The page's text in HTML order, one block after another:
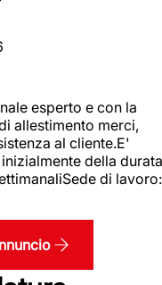
esperto e con la
allestimento merci,
al cliente.E'
della durata
di lavoro: